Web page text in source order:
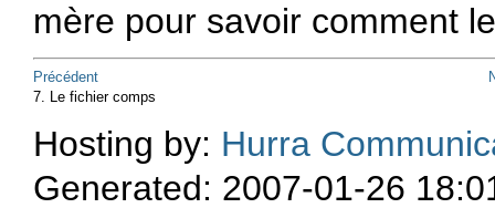
mère pour savoir comment
Précédent
7. Le fichier comps
Hosting by: Hurra
Generated: 2007-01-26